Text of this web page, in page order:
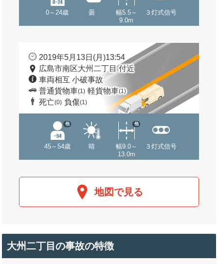
0～24歳 曇
幅5.5～
9.0m
３灯式信号
2019年5月13日(月)13:54
広島市南区大州二丁目 付近
車両相互 小破事故
普通貨物車(1) 軽貨物車(1)
死亡(0) 負傷(1)
45～54歳
他
晴
幅9.0～
13.0m
他
３灯式信号
地図で見る
大州二丁目の事故の特徴